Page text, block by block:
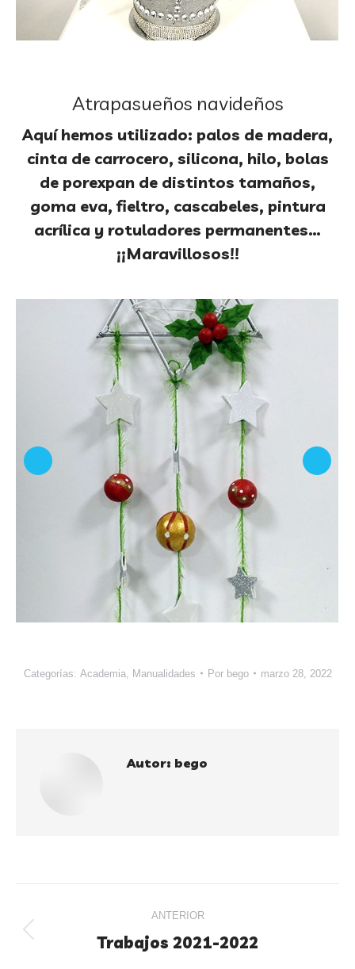
Atrapasueños navideños
Aquí hemos utilizado: palos de madera,
cinta de carrocero, silicona, hilo, bolas
de porexpan de distintos tamaños,
goma eva, fieltro, cascabeles, pintura
acrílica y rotuladores permanentes…
¡¡Maravillosos!!
Categorías: Academia Manualidades Por bego marzo 28, 2022
Autor: bego
ANTERIOR
Trabajos 2021-2022